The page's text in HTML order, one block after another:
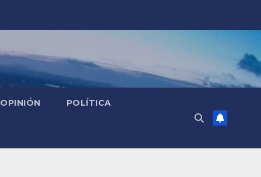
OPINIÓN POLÍTICA